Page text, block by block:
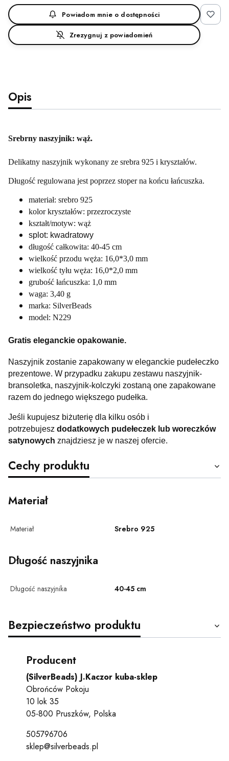
Powiadom mnie o dostępności
Zrezygnuj z powiadomień
Opis
Srebrny naszyjnik: wąż.
Delikatny naszyjnik wykonany ze srebra 925 i kryształów.
Długość regulowana jest poprzez stoper na końcu łańcuszka.
materiał: srebro 925
kolor kryształów: przezroczyste
kształt/motyw: wąż
splot: kwadratowy
długość całkowita: 40-45 cm
wielkość przodu węża: 16,0*3,0 mm
wielkość tyłu węża: 16,0*2,0 mm
grubość łańcuszka: 1,0 mm
waga: 3,40 g
marka: SilverBeads
model: N229
Gratis eleganckie opakowanie.
Naszyjnik zostanie zapakowany w eleganckie pudełeczko
prezentowe. W przypadku zakupu zestawu naszyjnik-
bransoletka, naszyjnik-kolczyki zostaną one zapakowane
razem do jednego większego pudełka.
Jeśli kupujesz biżuterię dla kilku osób i
potrzebujesz dodatkowych pudełeczek lub woreczków
satynowych znajdziesz je w naszej ofercie.
Cechy produktu
Materiał
Materiał Srebro 925
Długość naszyjnika
Długość naszyjnika 40-45 cm
Bezpieczeństwo produktu
Producent
(SilverBeads) J.Kaczor kuba-sklep
Obrońców Pokoju
10 lok 35
05-800 Pruszków, Polska
505796706
sklep@silverbeads.pl